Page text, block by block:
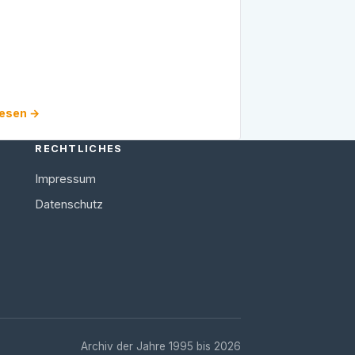
→
RECHTLICHES
Impressum
Datenschutz
Archiv der Jahre 1995 bis 2026